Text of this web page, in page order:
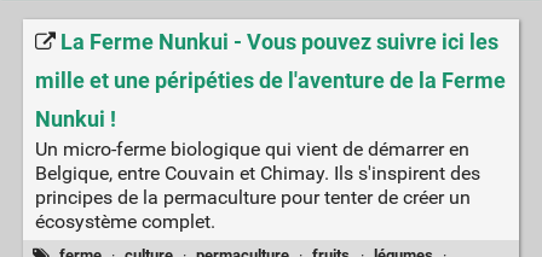
La Ferme Nunkui - Vous pouvez suivre ici les
mille et une péripéties de l'aventure de la Ferme
Nunkui !
Un micro-ferme biologique qui vient de démarrer en
Belgique, entre Couvain et Chimay. Ils s'inspirent des
principes de la permaculture pour tenter de créer un
écosystème complet.